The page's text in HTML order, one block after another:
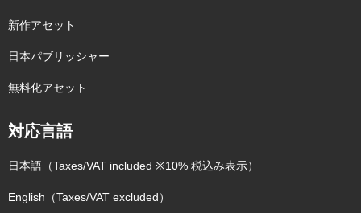
新作アセット
日本パブリッシャー
無料化アセット
対応言語
日本語（Taxes/VAT included ※10% 税込み表示）
English（Taxes/VAT excluded）